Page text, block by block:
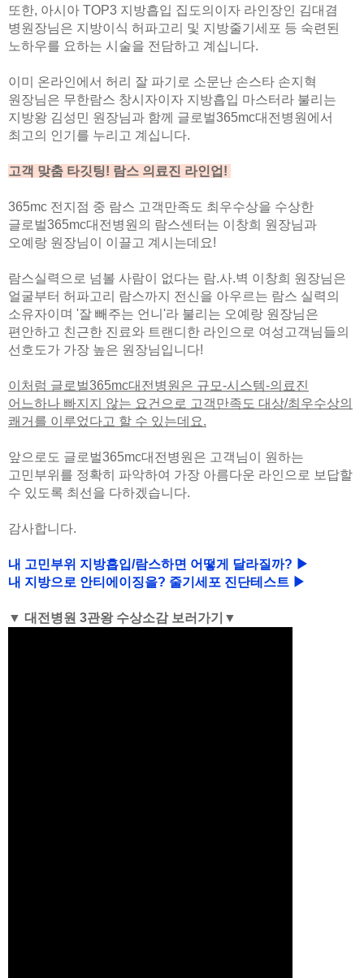
또한, 아시아 TOP3 지방흡입 집도의이자 라인장인 김대겸
병원장님은 지방이식 허파고리 및 지방줄기세포 등 숙련된
노하우를 요하는 시술을 전담하고 계십니다.
이미 온라인에서 허리 잘 파기로 소문난 손스타 손지혁
원장님은 무한람스 창시자이자 지방흡입 마스터라 불리는
지방왕 김성민 원장님과 함께 글로벌365mc대전병원에서
최고의 인기를 누리고 계십니다.
고객 맞춤 타깃팅! 람스 의료진 라인업!
365mc 전지점 중 람스 고객만족도 최우수상을 수상한
글로벌365mc대전병원의 람스센터는 이창희 원장님과
오예랑 원장님이 이끌고 계시는데요!
람스실력으로 넘볼 사람이 없다는 람.사.벽 이창희 원장님은
얼굴부터 허파고리 람스까지 전신을 아우르는 람스 실력의
소유자이며 '잘 빼주는 언니'라 불리는 오예랑 원장님은
편안하고 친근한 진료와 트랜디한 라인으로 여성고객님들의
선호도가 가장 높은 원장님입니다!
이처럼 글로벌365mc대전병원은 규모-시스템-의료진
어느하나 빠지지 않는 요건으로 고객만족도 대상/최우수상의
쾌거를 이루었다고 할 수 있는데요.
앞으로도 글로벌365mc대전병원은 고객님이 원하는
고민부위를 정확히 파악하여 가장 아름다운 라인으로 보답할
수 있도록 최선을 다하겠습니다.
감사합니다.
내 고민부위 지방흡입/람스하면 어떻게 달라질까? ▶
내 지방으로 안티에이징을? 줄기세포 진단테스트 ▶
▼ 대전병원 3관왕 수상소감 보러가기▼